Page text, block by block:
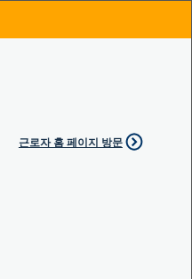
근로자 홈 페이지 방문